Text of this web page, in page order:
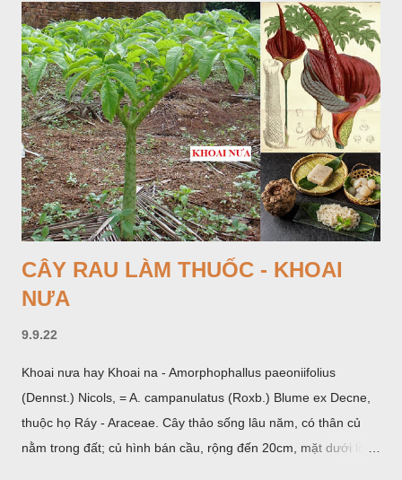
CÂY RAU LÀM THUỐC - KHOAI
NƯA
9.9.22
Khoai nưa hay Khoai na - Amorphophallus paeoniifolius
(Dennst.) Nicols, = A. campanulatus (Roxb.) Blume ex Decne,
thuộc họ Ráy - Araceae. Cây thảo sống lâu năm, có thân củ
nằm trong đất; củ hình bán cầu, rộng đến 20cm, mặt dưới lồi